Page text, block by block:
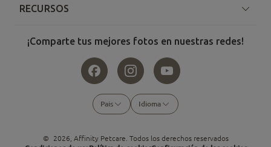
RECURSOS
¡Comparte tus mejores fotos en nuestras redes!
Pais Idioma
© 2026 , Affinity Petcare. Todos los derechos reservados